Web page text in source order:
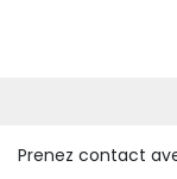
Prenez contact